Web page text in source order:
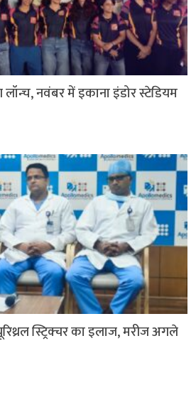
लॉन्च, नवंबर में इकाना इंडोर स्टेडियम
स्ट्रिक्चर का इलाज, मरीज अगले